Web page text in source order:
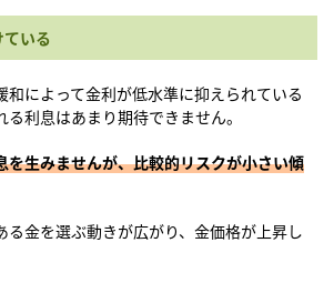
いる
和によって金利が低水準に抑えられている
利息はあまり期待できません。
を生みませんが、比較的リスクが小さい傾
る金を選ぶ動きが広がり、金価格が上昇し